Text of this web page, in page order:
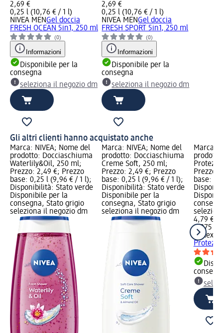
2,69 €
0,25 l (10,76 € / 1 l)
NIVEA MENGel doccia
FRESH OCEAN 5in1, 250 ml
(0)
Informazioni
Disponibile per la
consegna
seleziona il negozio dm
2,69 €
0,25 l (10,76 € / 1 l)
NIVEA MENGel doccia
FRESH SPORT 5in1, 250 ml
(0)
Informazioni
Disponibile per la
consegna
seleziona il negozio dm
Gli altri clienti hanno acquistato anche
Marca: NIVEA; Nome del
prodotto: Docciaschiuma
Waterlily&Oil, 250 ml;
Prezzo: 2,49 €; Prezzo
base: 0,25 l (9,96 € / 1 l);
Disponibilità: Stato verde
Disponibile per la
consegna, Stato grigio
seleziona il negozio dm
Marca: NIVEA; Nome del
prodotto: Docciaschiuma
Creme Soft, 250 ml;
Prezzo: 2,49 €; Prezzo
base: 0,25 l (9,96 € / 1 l);
Disponibilità: Stato verde
Disponibile per la
consegna, Stato grigio
seleziona il negozio dm
Marca:
Prezzo:
base:
4,79 €
0,075 l
elmex